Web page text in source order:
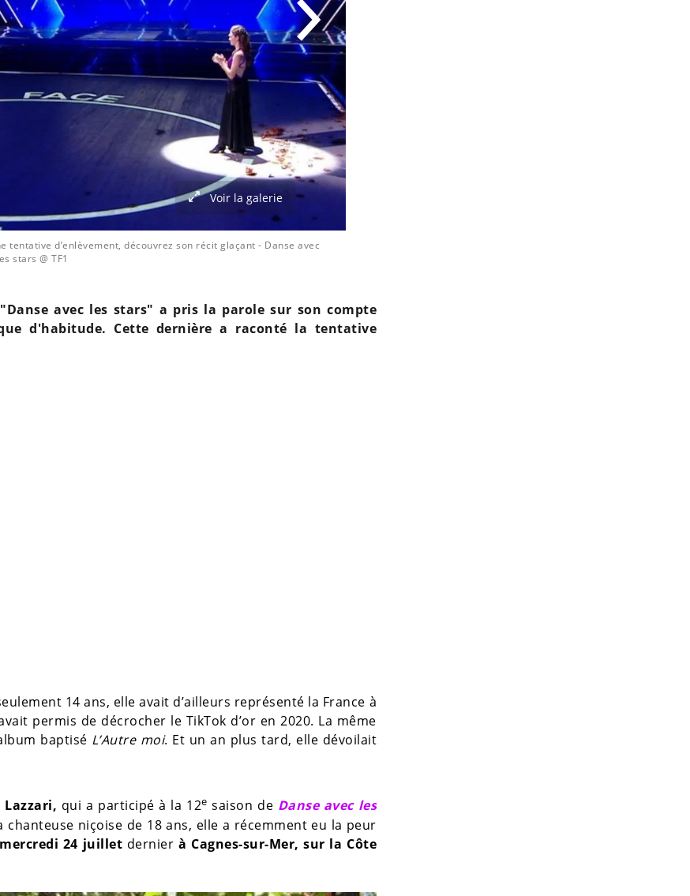
tentative d’enlèvement, découvrez son récit glaçant - Danse avec
stars @ TF1
Voir la galerie
avec les stars" a pris la parole sur son compte
d'habitude. Cette dernière a raconté la tentative
14 ans, elle avait d’ailleurs représenté la France à
permis de décrocher le TikTok d’or en 2020. La même
baptisé L’Autre moi. Et un an plus tard, elle dévoilait
Lazzari, qui a participé à la 12e saison de Danse avec les
niçoise de 18 ans, elle a récemment eu la peur
mercredi 24 juillet dernier à Cagnes-sur-Mer, sur la Côte